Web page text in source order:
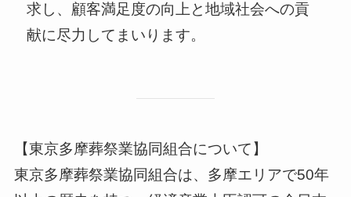
求し、顧客満足度の向上と地域社会への貢
献に尽力してまいります。
【東京多摩葬祭業協同組合について】
東京多摩葬祭業協同組合は、多摩エリアで50年